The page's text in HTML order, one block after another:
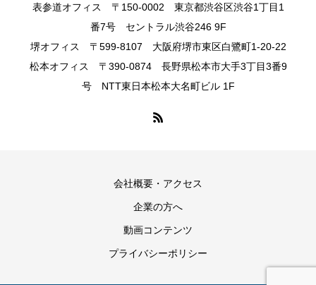
表参道オフィス 〒150-0002 東京都渋谷区渋谷1丁目1
番7号 セントラル渋谷246 9F
堺オフィス 〒599-8107 大阪府堺市東区白鷺町1-20-22
松本オフィス 〒390-0874 長野県松本市大手3丁目3番9
号 NTT東日本松本大名町ビル 1F
会社概要・アクセス
企業の方へ
動画コンテンツ
プライバシーポリシー